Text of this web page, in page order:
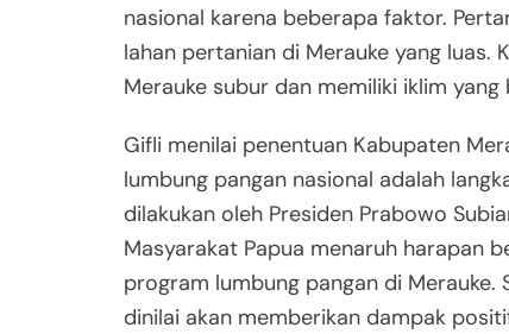
nasional karena beberapa faktor.
lahan pertanian di Merauke yang luas.
Merauke subur dan memiliki iklim yang
Gifli menilai penentuan Kabupaten
lumbung pangan nasional adalah
dilakukan oleh Presiden Prabowo
Masyarakat Papua menaruh harapan
program lumbung pangan di Merauke.
dinilai akan memberikan dampak